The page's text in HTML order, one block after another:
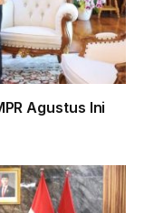
Agustus Ini